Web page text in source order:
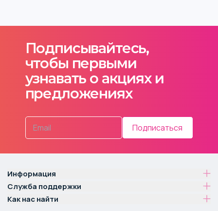
Подписывайтесь,
чтобы первыми
узнавать о акциях и
предложениях
Подписаться
Информация
Служба поддержки
Как нас найти